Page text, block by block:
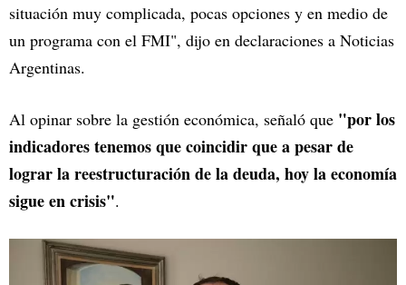
situación muy complicada, pocas opciones y en medio de
un programa con el FMI", dijo en declaraciones a Noticias
Argentinas.
Al opinar sobre la gestión económica, señaló que "por los
indicadores tenemos que coincidir que a pesar de
lograr la reestructuración de la deuda, hoy la economía
sigue en crisis".